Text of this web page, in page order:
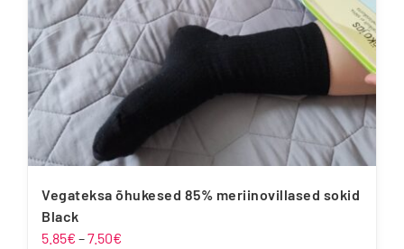
Vegateksa õhukesed 85% meriinovillased sokid
Black
5.85€ –7.50€